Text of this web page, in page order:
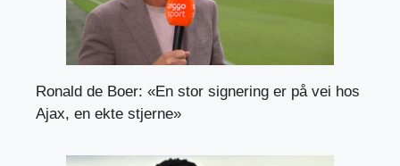
Ronald de Boer: «En stor signering er på vei hos
Ajax, en ekte stjerne»